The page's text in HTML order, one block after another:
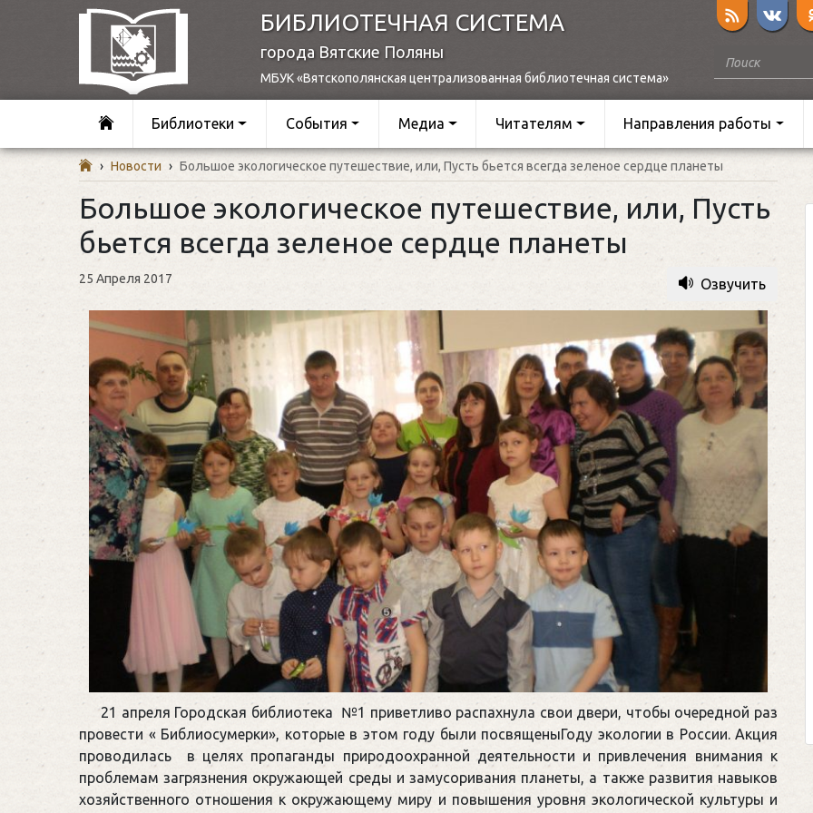
БИБЛИОТЕЧНАЯ СИСТЕМА
города Вятские Поляны
МБУК «Вятскополянская централизованная библиотечная система»
Библиотеки События Медиа Читателям Направления работы
› Новости › Большое экологическое путешествие, или, Пусть бьется всегда зеленое сердце планеты
Большое экологическое путешествие, или, Пусть
бьется всегда зеленое сердце планеты
25 Апреля 2017 Озвучить
21 апреля Городская библиотека №1 приветливо распахнула свои двери, чтобы очередной раз
провести « Библиосумерки», которые в этом году были посвященыГоду экологии в России. Акция
проводилась в целях пропаганды природоохранной деятельности и привлечения внимания к
проблемам загрязнения окружающей среды и замусоривания планеты, а также развития навыков
хозяйственного отношения к окружающему миру и повышения уровня экологической культуры и